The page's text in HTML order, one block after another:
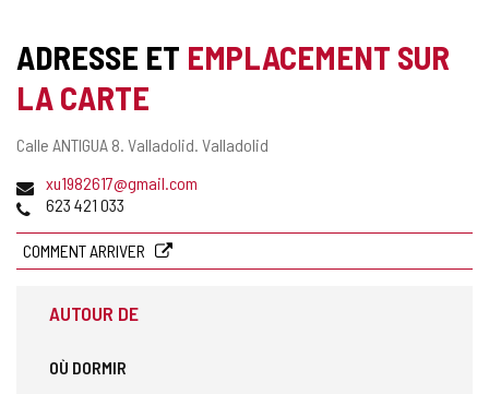
ADRESSE ET EMPLACEMENT SUR
LA CARTE
Adresse
Calle ANTIGUA 8. Valladolid. Valladolid
Adresse
de
électronique
xu1982617@gmail.com
Téléphones
623 421 033
COMMENT ARRIVER
AUTOUR DE
OÙ DORMIR